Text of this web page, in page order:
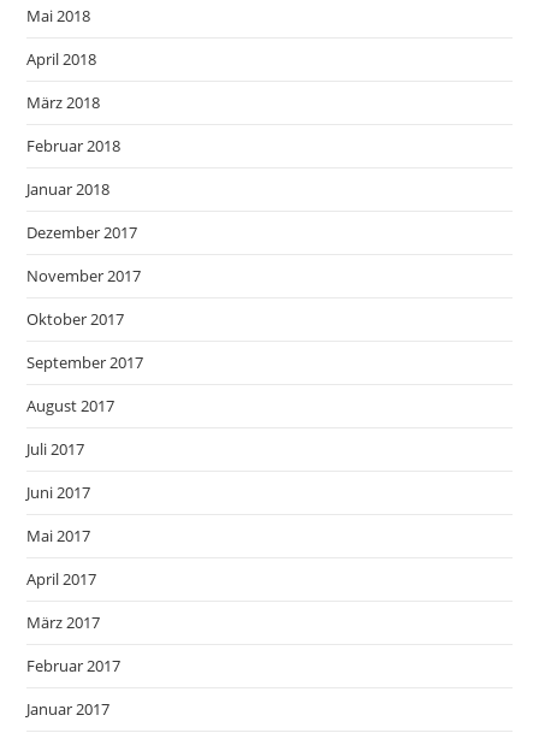
Mai 2018
April 2018
März 2018
Februar 2018
Januar 2018
Dezember 2017
November 2017
Oktober 2017
September 2017
August 2017
Juli 2017
Juni 2017
Mai 2017
April 2017
März 2017
Februar 2017
Januar 2017